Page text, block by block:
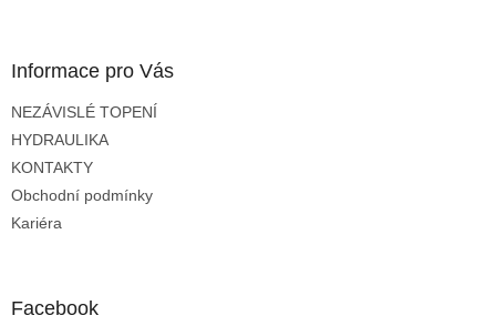
Informace pro Vás
NEZÁVISLÉ TOPENÍ
HYDRAULIKA
KONTAKTY
Obchodní podmínky
Kariéra
Facebook